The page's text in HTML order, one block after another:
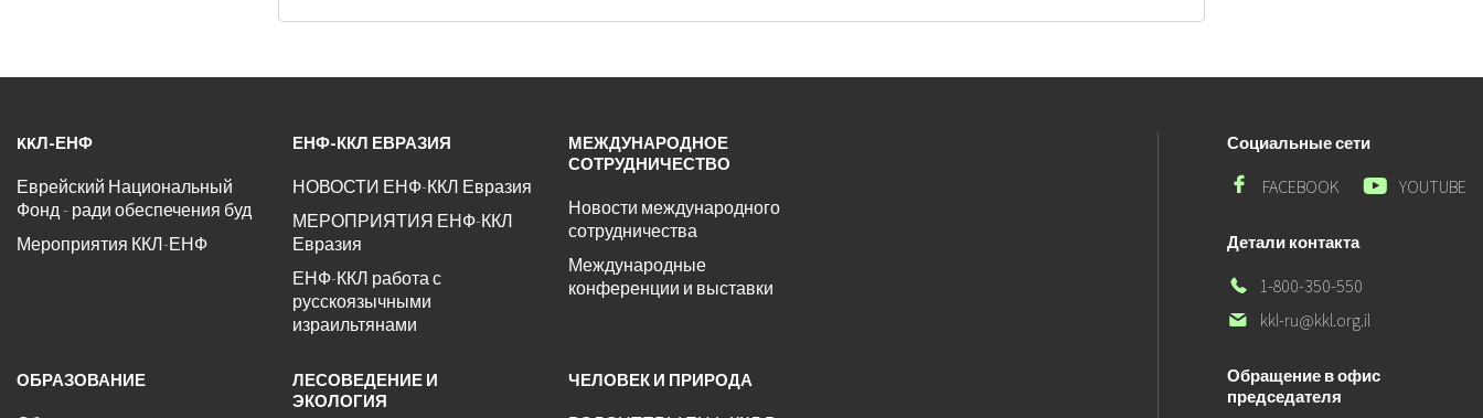
KKЛ-ЕНФ
Еврейский Национальный
Фонд - ради обеспечения буд
Мероприятия ККЛ-ЕНФ
ЕНФ-ККЛ ЕВРАЗИЯ
НОВОСТИ ЕНФ-ККЛ Евразия
МЕРОПРИЯТИЯ ЕНФ-ККЛ
Евразия
ЕНФ-ККЛ работа с
русскоязычными
израильтянами
МЕЖДУНАРОДНОЕ
СОТРУДНИЧЕСТВО
Новости международного
сотрудничества
Международные
конференции и выставки
ОБРАЗОВАНИЕ
ЛЕСОВЕДЕНИЕ И
ЭКОЛОГИЯ
ЧЕЛОВЕК И ПРИРОДА
Социальные сети
FACEBOOK
Мы
Facebook
YOUTUBE
Мы
Детали контакта
Наш
телефон
1-800-350-550
Наш
адрес
kkl-ru@kkl.org.il
Обращение в офис
председателя